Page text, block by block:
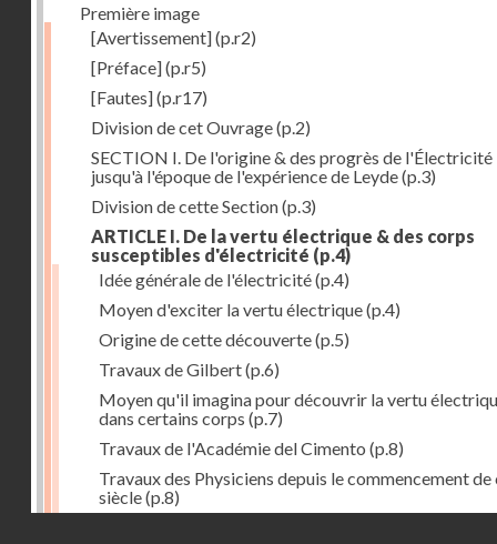
Première image
[Avertissement](p.r2)
[Préface](p.r5)
[Fautes](p.r17)
Division de cet Ouvrage(p.2)
SECTION I. De l'origine & des progrès de l'Électricité
jusqu'à l'époque de l'expérience de Leyde(p.3)
Division de cette Section(p.3)
ARTICLE I. De la vertu électrique & des corps
susceptibles d'électricité (p.4)
Idée générale de l'électricité(p.4)
Moyen d'exciter la vertu électrique(p.4)
Origine de cette découverte(p.5)
Travaux de Gilbert(p.6)
Moyen qu'il imagina pour découvrir la vertu
dans certains corps (p.7)
Travaux de l'Académie del Cimento (p.8)
Travaux des Physiciens depuis le commencement de
siècle(p.8)